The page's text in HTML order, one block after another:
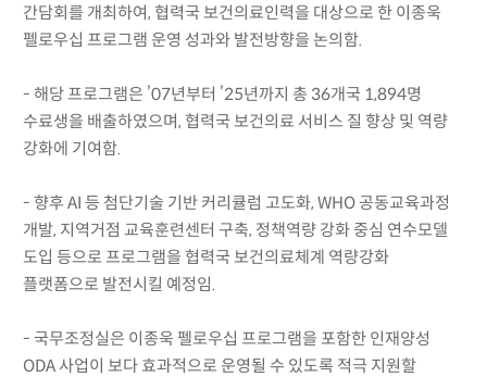
간담회를 개최하여, 협력국 보건의료인력을 대상으로 한 이종욱
펠로우십 프로그램 운영 성과와 발전방향을 논의함.
- 해당 프로그램은 ’07년부터 ’25년까지 총 36개국 1,894명
수료생을 배출하였으며, 협력국 보건의료 서비스 질 향상 및 역량
강화에 기여함.
- 향후 AI 등 첨단기술 기반 커리큘럼 고도화, WHO 공동교육과정
개발, 지역거점 교육훈련센터 구축, 정책역량 강화 중심 연수모델
도입 등으로 프로그램을 협력국 보건의료체계 역량강화
플랫폼으로 발전시킬 예정임.
- 국무조정실은 이종욱 펠로우십 프로그램을 포함한 인재양성
ODA 사업이 보다 효과적으로 운영될 수 있도록 적극 지원할